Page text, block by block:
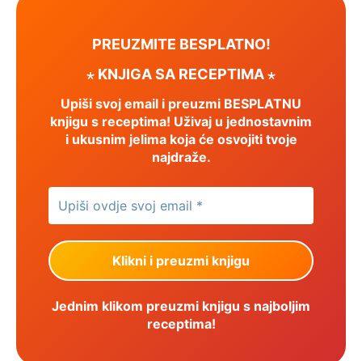
PREUZMITE BESPLATNO!
⋆ KNJIGA SA RECEPTIMA ⋆
Upiši svoj email i preuzmi BESPLATNU
knjigu s receptima! Uživaj u jednostavnim
i ukusnim jelima koja će osvojiti tvoje
najdraže.
Jednim klikom preuzmi knjigu s najboljim
receptima!